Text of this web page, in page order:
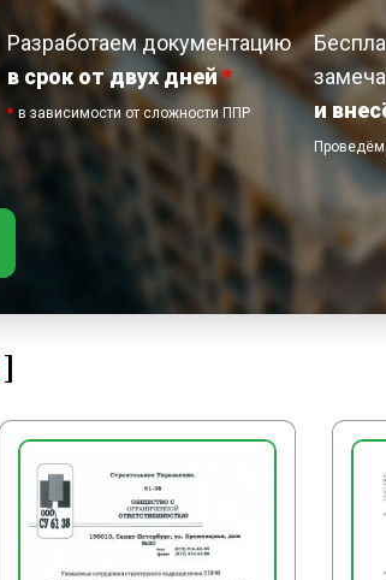
По
Разработаем документацию
в срок от двух дней*
* в зависимости от сложности ППР
и